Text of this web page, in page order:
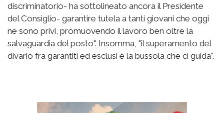
discriminatorio- ha sottolineato ancora il Presidente
del Consiglio- garantire tutela a tanti giovani che oggi
ne sono privi, promuovendo il lavoro ben oltre la
salvaguardia del posto". Insomma, "il superamento del
divario fra garantiti ed esclusi è la bussola che ci guida".